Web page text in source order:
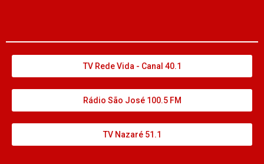
TV Rede Vida - Canal 40.1
Rádio São José 100.5 FM
TV Nazaré 51.1